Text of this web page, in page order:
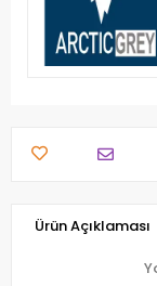
Ürün Açıklaması